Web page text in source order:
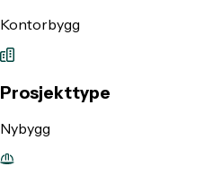
Kontorbygg
Prosjekttype
Nybygg